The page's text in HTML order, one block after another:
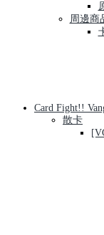
周邊商
Card Fight!!
散卡